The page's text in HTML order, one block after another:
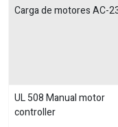
Carga de motores AC-
UL 508 Manual motor
controller